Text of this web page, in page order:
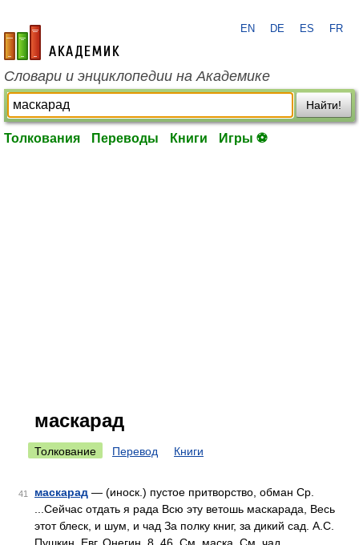
academic.ru
EN DE ES FR
Словари и энциклопедии на Академике
Найти!
Толкования Переводы Книги Игры ⚽
маскарад
Толкование Перевод Книги
41 маскарад — (иноск.) пустое притворство, обман Ср.
...Сейчас отдать я рада Всю эту ветошь маскарада, Весь
этот блеск, и шум, и чад За полку книг, за дикий сад. А.С.